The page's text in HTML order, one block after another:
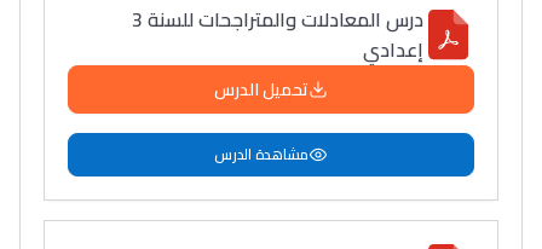
درس المعادلات والمتراجحات للسنة 3
إعدادي
تحميل الدرس
مشاهدة الدرس